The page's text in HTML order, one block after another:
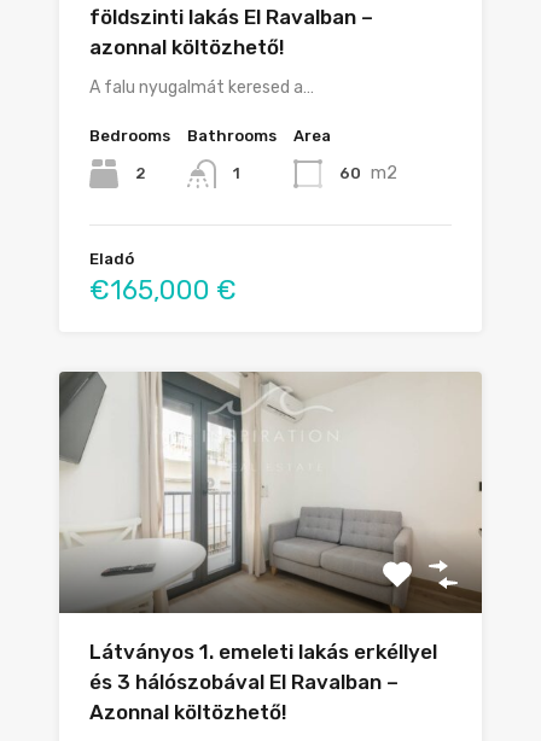
földszinti lakás El Ravalban –
azonnal költözhető!
A falu nyugalmát keresed a…
Bedrooms
2
Bathrooms
1
Area
60 m2
Eladó
€165,000 €
Látványos 1. emeleti lakás erkéllyel
és 3 hálószobával El Ravalban –
Azonnal költözhető!